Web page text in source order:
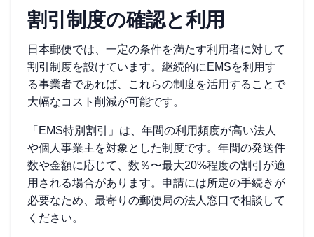
割引制度の確認と利用
日本郵便では、一定の条件を満たす利用者に対して
割引制度を設けています。継続的にEMSを利用す
る事業者であれば、これらの制度を活用することで
大幅なコスト削減が可能です。
「EMS特別割引」は、年間の利用頻度が高い法人
や個人事業主を対象とした制度です。年間の発送件
数や金額に応じて、数％〜最大20%程度の割引が適
用される場合があります。申請には所定の手続きが
必要なため、最寄りの郵便局の法人窓口で相談して
ください。